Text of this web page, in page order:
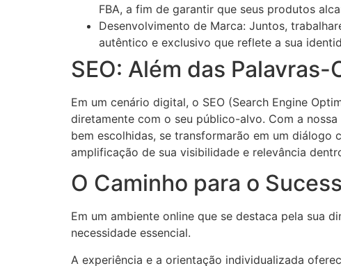
FBA, a fim de garantir que seus produtos
Desenvolvimento de Marca: Juntos,
autêntico e exclusivo que reflete a sua
SEO: Além das Palavras-
Em um cenário digital, o SEO (Search Engine
diretamente com o seu público-alvo. Com a
bem escolhidas, se transformarão em um diálogo
amplificação de sua visibilidade e relevância
O Caminho para o
Em um ambiente online que se destaca pela sua
necessidade essencial.
A experiência e a orientação individualizada